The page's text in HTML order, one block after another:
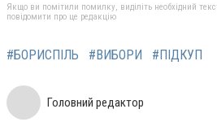
Якщо ви помітили помилку, виділіть необхідний
повідомити про це редакцію
#БОРИСПІЛЬ #ВИБОРИ #ПІДКУП
Головний редактор